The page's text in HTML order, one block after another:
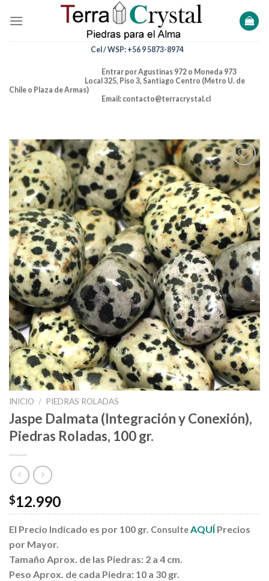
Cel / WSP: +56 9 5873-8974
Entrar por Agustinas 972 o Moneda 973
Local 325, Piso 3, Santiago Centro (Metro U. de
Chile o Plaza de Armas)
Email: contacto@terracrystal.cl
Añadir
a la
lista de
deseos
INICIO / PIEDRAS ROLADAS
Jaspe Dalmata (Integración y Conexión),
Piedras Roladas, 100 gr.
$12.990
El Precio Indicado es por 100 gr. ConsulteAQUÍPrecios
por Mayor.
Tamaño Aprox. de las Piedras: 2 a 4 cm.
Peso Aprox. de cada Piedra: 10 a 30 gr.